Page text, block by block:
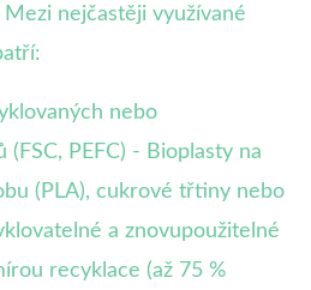
nejčastěji využívané
nebo
PEFC) - Bioplasty na
(PLA), cukrové třtiny nebo
a znovupoužitelné
recyklace (až 75 %